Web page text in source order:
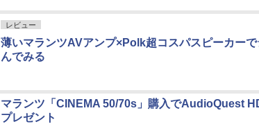
レビュー
薄いマランツAVアンプ×Polk超コスパスピーカーで
んでみる
マランツ「CINEMA 50/70s」購入でAudioQuest
プレゼント